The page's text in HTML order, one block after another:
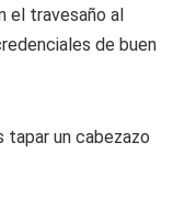
el travesaño al
de buen
tapar un cabezazo